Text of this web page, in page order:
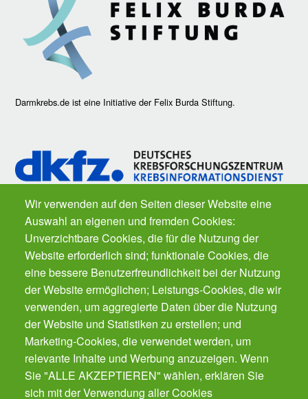
Darmkrebs.de ist eine Initiative der Felix Burda Stiftung.
Wir verwenden auf den Seiten dieser Website eine
Auswahl an eigenen und fremden Cookies:
Unverzichtbare Cookies, die für die Nutzung der
Website erforderlich sind; funktionale Cookies, die
eine bessere Benutzerfreundlichkeit bei der Nutzung
der Website ermöglichen; Leistungs-Cookies, die wir
verwenden, um aggregierte Daten über die Nutzung
der Website und Statistiken zu erstellen; und
Marketing-Cookies, die verwendet werden, um
relevante Inhalte und Werbung anzuzeigen. Wenn
Sie "ALLE AKZEPTIEREN" wählen, erklären Sie
sich mit der Verwendung aller Cookies
Fragen zu Krebs? DerKrebsinformationsdienstdes Deutschen
Krebsforschungszentrums ist für Sie da. Kostenfrei.
Der Gesundheits-Butler für Ihr Smartphone.
Der automatische Gesundheits-Manager für alle
Präventions-Leistung - von Impfungen, Zahnarzt
bis Krebsvorsorge. Für die ganze Familie.
Gratis!